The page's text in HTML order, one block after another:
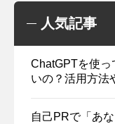
人気記事
ChatGPTを使っ
いの？活用方法
自己PRで「あ